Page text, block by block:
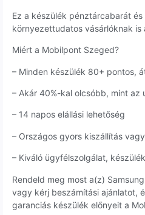
Ez a készülék pénztárcabarát
környezettudatos vásárlóknak is
Miért a Mobilpont Szeged?
– Minden készülék 80+ pontos,
– Akár 40%-kal olcsóbb, mint az
– 14 napos elállási lehetőség
– Országos gyors kiszállítás
– Kiváló ügyfélszolgálat,
Rendeld meg most a(z)
vagy kérj beszámítási ajánlatot,
garanciás készülék előnyeit a